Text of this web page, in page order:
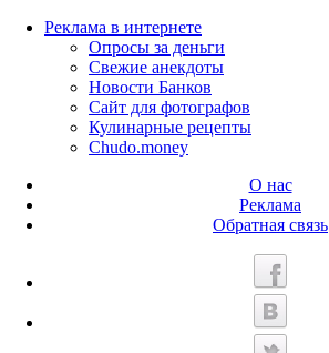
Реклама в интернете
Опросы за деньги
Свежие анекдоты
Новости Банков
Сайт для фотографов
Кулинарные рецепты
Chudo.money
О нас
Реклама
Обратная связь